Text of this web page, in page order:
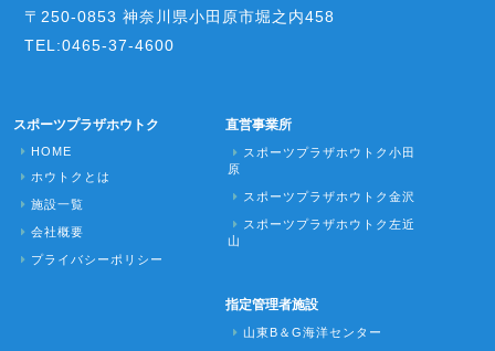
〒250-0853 神奈川県小田原市堀之内458
TEL:0465-37-4600
スポーツプラザホウトク
HOME
ホウトクとは
施設一覧
会社概要
プライバシーポリシー
直営事業所
スポーツプラザホウトク小田
原
スポーツプラザホウトク金沢
スポーツプラザホウトク左近
山
指定管理者施設
山東B＆G海洋センター